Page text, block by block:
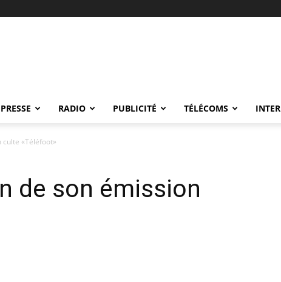
PRESSE RADIO PUBLICITÉ TÉLÉCOMS
culte «Téléfoot»
de son émission